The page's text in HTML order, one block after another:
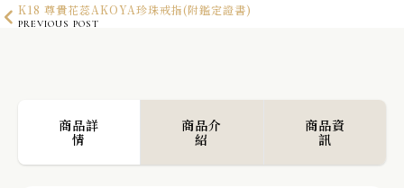
K18 尊貴花蕊AKOYA珍珠戒指(附鑑定證書)
PREVIOUS POST
商品詳
情
商品介
紹
商品資
訊